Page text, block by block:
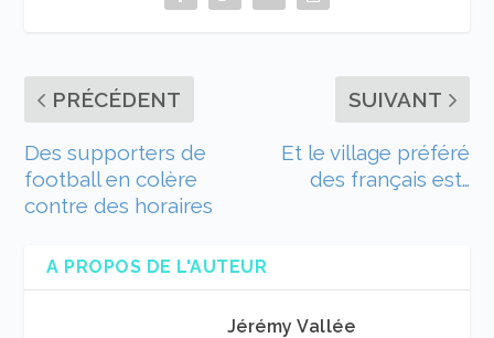
PRÉCÉDENT
Des supporters de
football en colère
contre des horaires
SUIVANT
Et le village préféré
des français est…
A PROPOS DE L'AUTEUR
Jérémy Vallée